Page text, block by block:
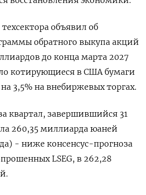
объявил об
обратного выкупа акций
до конца марта 2027
котирующиеся в США бумаги
3,5% на внебиржевых торгах.
квартал, завершившийся 31
260,35 миллиарда юаней
- ниже консенсус-прогноза
LSEG, в 262,28